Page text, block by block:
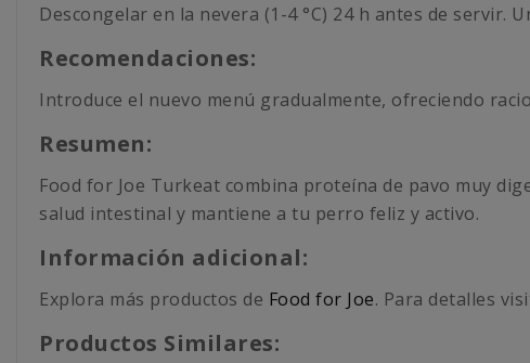
Descongelar en la nevera (1-4 °C) 24 h antes de
Recomendaciones:
Introduce el nuevo menú gradualmente, ofreciendo
Resumen:
Food for Joe Turkeat combina proteína de pavo muy
salud intestinal y mantiene a tu perro feliz y activo.
Información adicional:
Explora más productos de Food for Joe. Para detalles
Productos Similares: